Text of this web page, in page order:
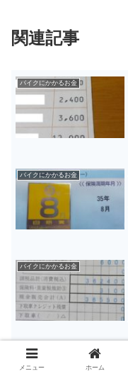
関連記事
バイクにかかるお金
バイクにかかるお金
バイクにかかるお金
バイクにかかるお金
メニュー ホーム